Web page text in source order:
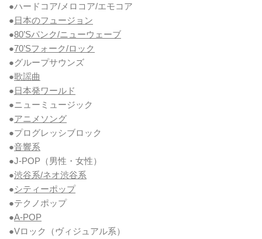
●ハードコア/メロコア/エモコア
●日本のフュージョン
●80’Sパンク/ニューウェーブ
●70’Sフォーク/ロック
●グループサウンズ
●歌謡曲
●日本発ワールド
●ニューミュージック
●アニメソング
●プログレッシブロック
●音響系
●J-POP（男性・女性）
●渋谷系/ネオ渋谷系
●シティーポップ
●テクノポップ
●A-POP
●Vロック
（ヴィジュアル系）